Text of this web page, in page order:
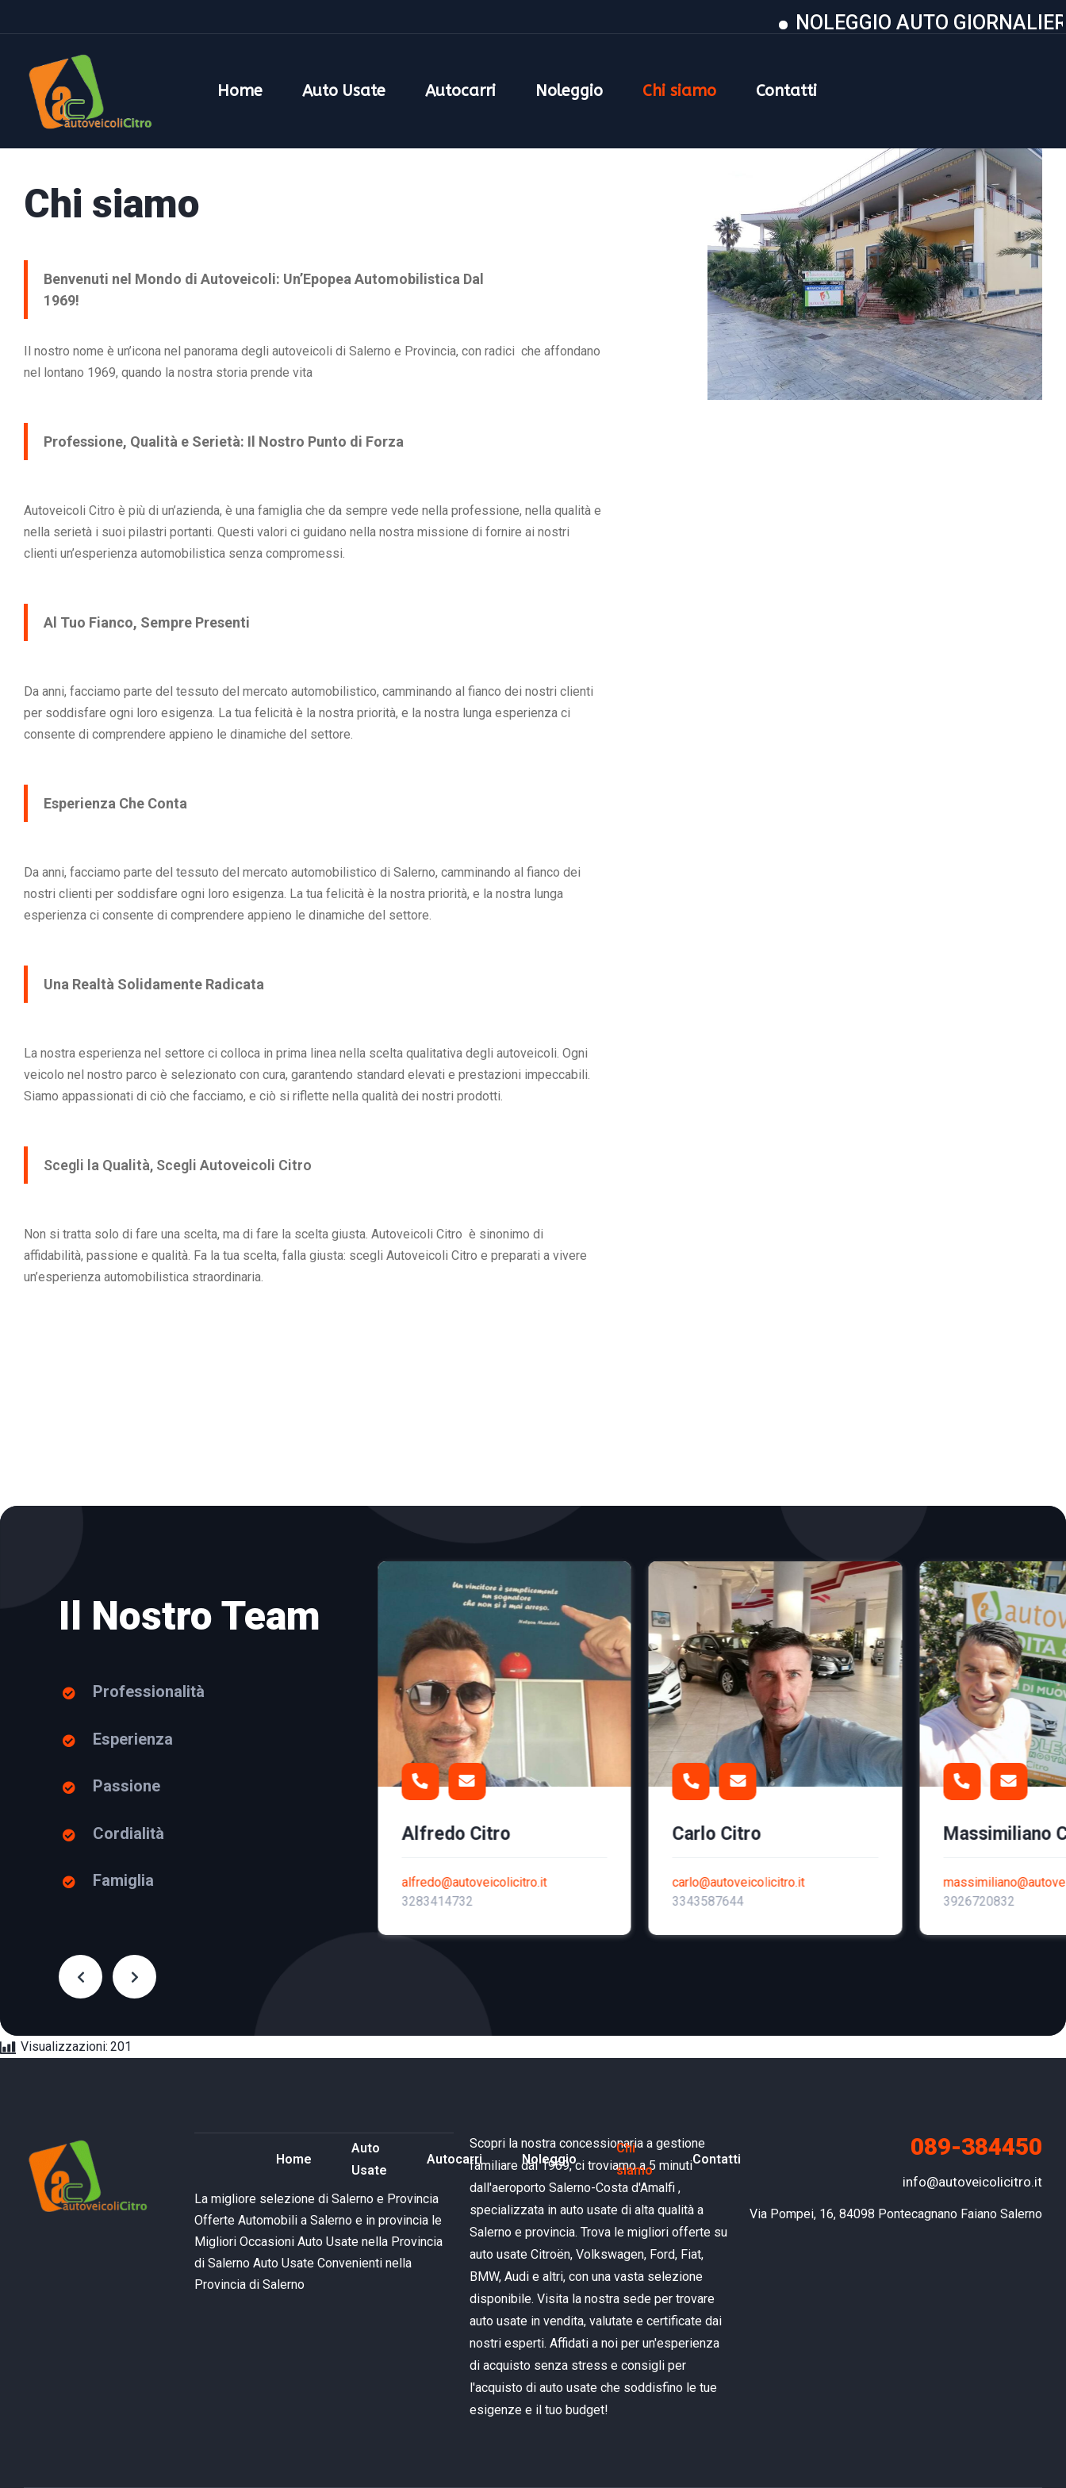
NOLEGGIO AUTO GIORNALIERO
Home Auto Usate Autocarri Noleggio Chi siamo Contatti
Chi siamo
Benvenuti nel Mondo di Autoveicoli: Un’Epopea Automobilistica Dal
1969!
Il nostro nome è un’icona nel panorama degli autoveicoli di Salerno e Provincia, con radici che affondano
nel lontano 1969, quando la nostra storia prende vita
Professione, Qualità e Serietà: Il Nostro Punto di Forza
Autoveicoli Citro è più di un’azienda, è una famiglia che da sempre vede nella professione, nella qualità e
nella serietà i suoi pilastri portanti. Questi valori ci guidano nella nostra missione di fornire ai nostri
clienti un’esperienza automobilistica senza compromessi.
Al Tuo Fianco, Sempre Presenti
Da anni, facciamo parte del tessuto del mercato automobilistico, camminando al fianco dei nostri clienti
per soddisfare ogni loro esigenza. La tua felicità è la nostra priorità, e la nostra lunga esperienza ci
consente di comprendere appieno le dinamiche del settore.
Esperienza Che Conta
Da anni, facciamo parte del tessuto del mercato automobilistico di Salerno, camminando al fianco dei
nostri clienti per soddisfare ogni loro esigenza. La tua felicità è la nostra priorità, e la nostra lunga
esperienza ci consente di comprendere appieno le dinamiche del settore.
Una Realtà Solidamente Radicata
La nostra esperienza nel settore ci colloca in prima linea nella scelta qualitativa degli autoveicoli. Ogni
veicolo nel nostro parco è selezionato con cura, garantendo standard elevati e prestazioni impeccabili.
Siamo appassionati di ciò che facciamo, e ciò si riflette nella qualità dei nostri prodotti.
Scegli la Qualità, Scegli Autoveicoli Citro
Non si tratta solo di fare una scelta, ma di fare la scelta giusta. Autoveicoli Citro è sinonimo di
affidabilità, passione e qualità. Fa la tua scelta, falla giusta: scegli Autoveicoli Citro e preparati a vivere
un’esperienza automobilistica straordinaria.
Il Nostro Team
Professionalità
Esperienza
Passione
Cordialità
Famiglia
Massimiliano Citro
massimiliano@autoveicolicitro.it
Alfredo Citro
alfredo@autoveicolicitro.it
3283414732
Carlo Citro
carlo@autoveicolicitro.it
3343587644
Massimiliano
3926720832
Visualizzazioni: 201
Home
Auto
Usate
Autocarri Noleggio
Chi
siamo
Contatti
La migliore selezione di Salerno e Provincia
Offerte Automobili a Salerno e in provincia le
Migliori Occasioni Auto Usate nella Provincia
di Salerno Auto Usate Convenienti nella
Provincia di Salerno
Scopri la nostra concessionaria a gestione
familiare dal 1969, ci troviamo a 5 minuti
dall'aeroporto Salerno-Costa d'Amalfi ,
specializzata in auto usate di alta qualità a
Salerno e provincia. Trova le migliori offerte su
auto usate Citroën, Volkswagen, Ford, Fiat,
BMW, Audi e altri, con una vasta selezione
disponibile. Visita la nostra sede per trovare
auto usate in vendita, valutate e certificate dai
nostri esperti. Affidati a noi per un'esperienza
di acquisto senza stress e consigli per
l'acquisto di auto usate che soddisfino le tue
esigenze e il tuo budget!
089-384450
info@autoveicolicitro.it
Via Pompei, 16, 84098 Pontecagnano Faiano Salerno